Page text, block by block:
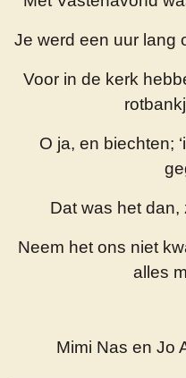
Je werd een uur lang
Voor in de kerk
O ja, en biechten;
Dat was het dan,
Neem het ons niet
alles
Mimi Nas en Jo